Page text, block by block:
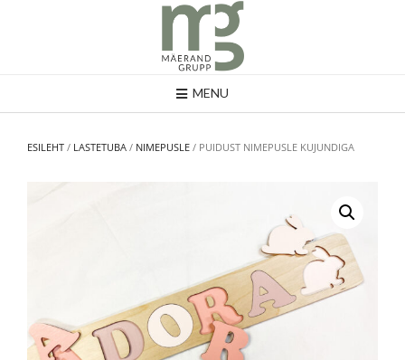
MENU
ESILEHT / LASTETUBA / NIMEPUSLE / PUIDUST NIMEPUSLE KUJUNDIGA